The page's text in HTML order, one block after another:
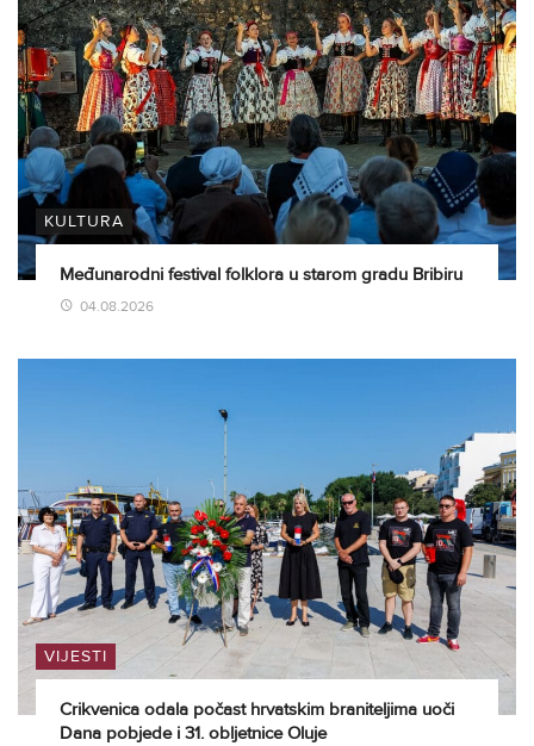
KULTURA
Međunarodni festival folklora u starom gradu Bribiru
04.08.2026
VIJESTI
Crikvenica odala počast hrvatskim braniteljima uoči
Dana pobjede i 31. obljetnice Oluje